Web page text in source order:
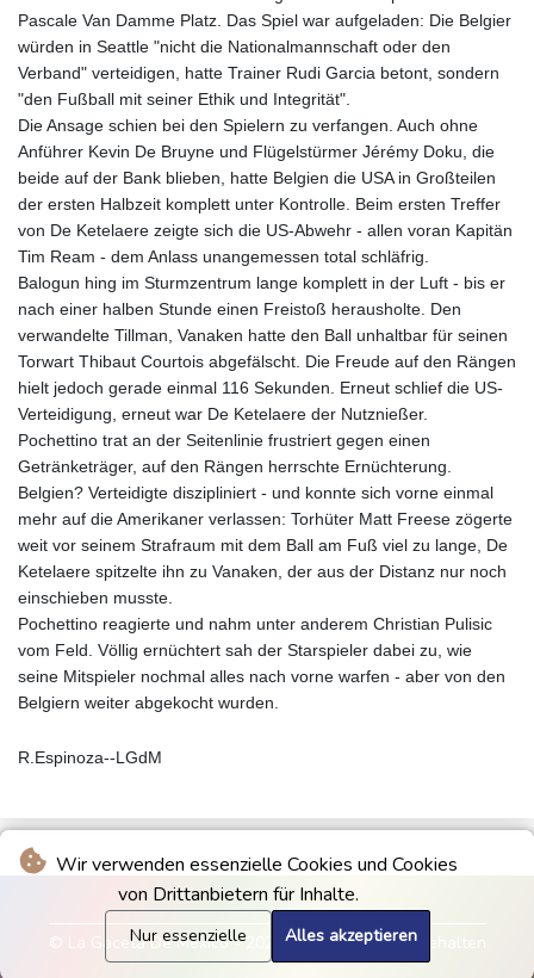
Wir verwenden essenzielle Cookies und Cookies
von Drittanbietern für Inhalte.
Nur essenzielle Alles akzeptieren
Pascale Van Damme Platz. Das Spiel war aufgeladen: Die Belgier
würden in Seattle "nicht die Nationalmannschaft oder den
Verband" verteidigen, hatte Trainer Rudi Garcia betont, sondern
"den Fußball mit seiner Ethik und Integrität".
Die Ansage schien bei den Spielern zu verfangen. Auch ohne
Anführer Kevin De Bruyne und Flügelstürmer Jérémy Doku, die
beide auf der Bank blieben, hatte Belgien die USA in Großteilen
der ersten Halbzeit komplett unter Kontrolle. Beim ersten Treffer
von De Ketelaere zeigte sich die US-Abwehr - allen voran Kapitän
Tim Ream - dem Anlass unangemessen total schläfrig.
Balogun hing im Sturmzentrum lange komplett in der Luft - bis er
nach einer halben Stunde einen Freistoß herausholte. Den
verwandelte Tillman, Vanaken hatte den Ball unhaltbar für seinen
Torwart Thibaut Courtois abgefälscht. Die Freude auf den Rängen
hielt jedoch gerade einmal 116 Sekunden. Erneut schlief die US-
Verteidigung, erneut war De Ketelaere der Nutznießer.
Pochettino trat an der Seitenlinie frustriert gegen einen
Getränketräger, auf den Rängen herrschte Ernüchterung.
Belgien? Verteidigte diszipliniert - und konnte sich vorne einmal
mehr auf die Amerikaner verlassen: Torhüter Matt Freese zögerte
weit vor seinem Strafraum mit dem Ball am Fuß viel zu lange, De
Ketelaere spitzelte ihn zu Vanaken, der aus der Distanz nur noch
einschieben musste.
Pochettino reagierte und nahm unter anderem Christian Pulisic
vom Feld. Völlig ernüchtert sah der Starspieler dabei zu, wie
seine Mitspieler nochmal alles nach vorne warfen - aber von den
Belgiern weiter abgekocht wurden.
R.Espinoza--LGdM
© La Gaceta De Mexico - 2026 - Alle Rechte vorbehalten